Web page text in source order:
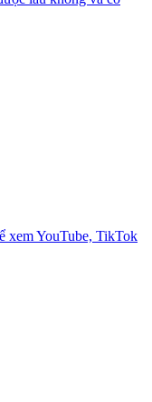
xem YouTube, TikTok